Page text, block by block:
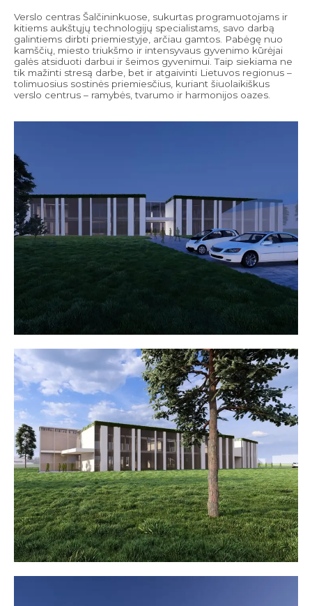
Verslo centras Šalčininkuose, sukurtas programuotojams ir
kitiems aukštųjų technologijų specialistams, savo darbą
galintiems dirbti priemiestyje, arčiau gamtos. Pabėgę nuo
kamščių, miesto triukšmo ir intensyvaus gyvenimo kūrėjai
galės atsiduoti darbui ir šeimos gyvenimui. Taip siekiama ne
tik mažinti stresą darbe, bet ir atgaivinti Lietuvos regionus –
tolimuosius sostinės priemiesčius, kuriant šiuolaikiškus
verslo centrus – ramybės, tvarumo ir harmonijos oazes.